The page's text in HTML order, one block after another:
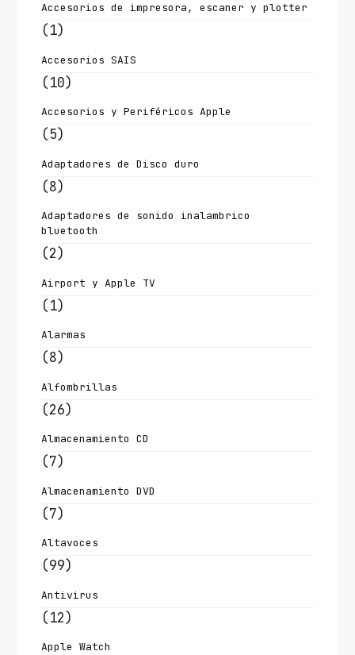
Accesorios de impresora, escaner y plotter
(1)
Accesorios SAIS
(10)
Accesorios y Periféricos Apple
(5)
Adaptadores de Disco duro
(8)
Adaptadores de sonido inalambrico
bluetooth
(2)
Airport y Apple TV
(1)
Alarmas
(8)
Alfombrillas
(26)
Almacenamiento CD
(7)
Almacenamiento DVD
(7)
Altavoces
(99)
Antivirus
(12)
Apple Watch